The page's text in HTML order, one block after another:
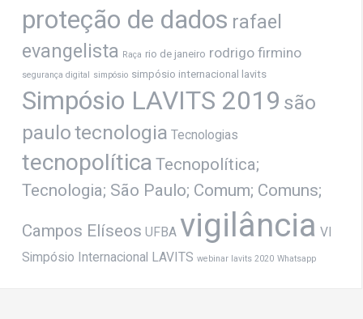
proteção de dados rafael
evangelista Raça rio de janeiro rodrigo firmino
segurança digital simpósio simpósio internacional lavits
Simpósio LAVITS 2019 são
paulotecnologia Tecnologias
tecnopolítica Tecnopolítica;
Tecnologia; São Paulo; Comum; Comuns;
Campos Elíseos UFBA vigilância VI
Simpósio Internacional LAVITS webinar lavits 2020 Whatsapp